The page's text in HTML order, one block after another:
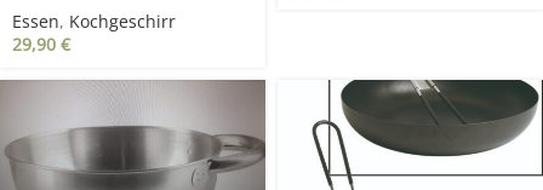
Essen, Kochgeschirr
29,90 €